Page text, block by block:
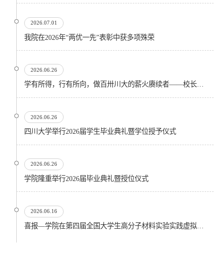
2026.07.01
我院在2026年“两优一先”表彰中获多项殊荣
2026.06.26
学有所得，行有所向，做百卅川大的薪火赓续者——校长汪劲松在四川大学2026届学生毕业典礼上的...
2026.06.26
四川大学举行2026届学生毕业典礼暨学位授予仪式
2026.06.26
​学院隆重举行2026届毕业典礼暨授位仪式
2026.06.16